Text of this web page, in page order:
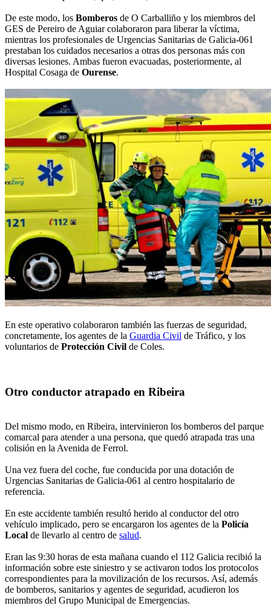
De este modo, los Bomberos de O Carballiño y los miembros del
GES de Pereiro de Aguiar colaboraron para liberar la víctima,
mientras los profesionales de Urgencias Sanitarias de Galicia-061
prestaban los cuidados necesarios a otras dos personas más con
diversas lesiones. Ambas fueron evacuadas, posteriormente, al
Hospital Cosaga de Ourense.
En este operativo colaboraron también las fuerzas de seguridad,
concretamente, los agentes de la Guardia Civil de Tráfico, y los
voluntarios de Protección Civil de Coles.
Otro conductor atrapado en Ribeira
Del mismo modo, en Ribeira, intervinieron los bomberos del parque
comarcal para atender a una persona, que quedó atrapada tras una
colisión en la Avenida de Ferrol.
Una vez fuera del coche, fue conducida por una dotación de
Urgencias Sanitarias de Galicia-061 al centro hospitalario de
referencia.
En este accidente también resultó herido al conductor del otro
vehículo implicado, pero se encargaron los agentes de la Policía
Local de llevarlo al centro de salud.
Eran las 9:30 horas de esta mañana cuando el 112 Galicia recibió la
información sobre este siniestro y se activaron todos los protocolos
correspondientes para la movilización de los recursos. Así, además
de bomberos, sanitarios y agentes de seguridad, acudieron los
miembros del Grupo Municipal de Emergencias.